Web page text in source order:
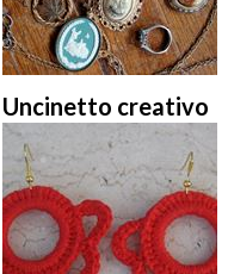
Uncinetto creativo